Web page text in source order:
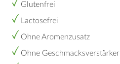
Glutenfrei
Lactosefrei
Ohne Aromenzusatz
Ohne Geschmacksverstärker